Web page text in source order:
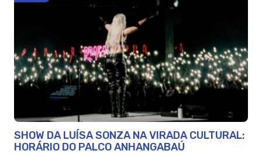
SHOW DA LUÍSA SONZA NA VIRADA CULTURAL:
HORÁRIO DO PALCO ANHANGABAÚ